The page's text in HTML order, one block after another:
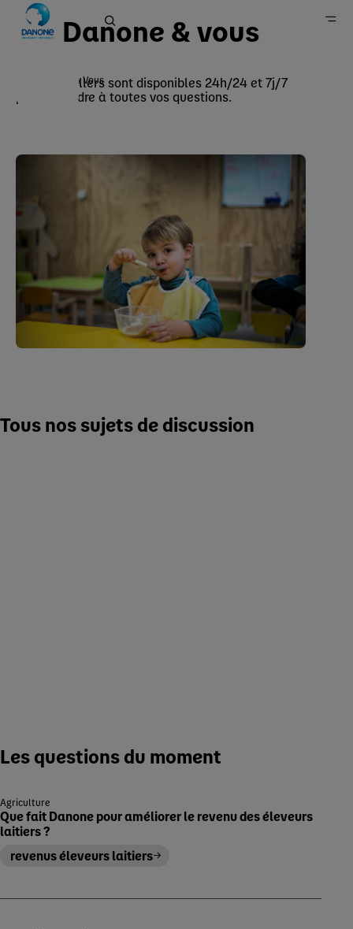
Danone en France
Danone & Vous
Danone & vous
Nos conseillers sont disponibles 24h/24 et 7j/7
pour répondre à toutes vos questions.
Tous nos sujets de discussion
Les questions du moment
Agriculture
Que fait Danone pour améliorer le revenu des éleveurs
laitiers ?
revenus éleveurs laitiers